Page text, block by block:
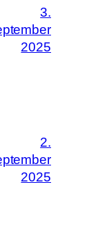
3.
2025
2.
2025